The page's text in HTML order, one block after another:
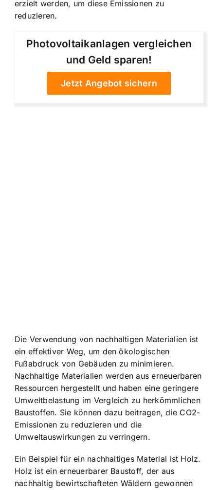
erzielt werden, um diese Emissionen zu
reduzieren.
Photovoltaikanlagen vergleichen
und Geld sparen!
Jetzt Angebot sichern
Die Verwendung von nachhaltigen Materialien ist
ein effektiver Weg, um den ökologischen
Fußabdruck von Gebäuden zu minimieren.
Nachhaltige Materialien werden aus erneuerbaren
Ressourcen hergestellt und haben eine geringere
Umweltbelastung im Vergleich zu herkömmlichen
Baustoffen. Sie können dazu beitragen, die CO2-
Emissionen zu reduzieren und die
Umweltauswirkungen zu verringern.
Ein Beispiel für ein nachhaltiges Material ist Holz.
Holz ist ein erneuerbarer Baustoff, der aus
nachhaltig bewirtschafteten Wäldern gewonnen